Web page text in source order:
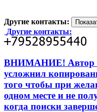
Другие контакты:
Другие контакты:
ВНИМАНИЕ! Автор
усложнил
того чтобы при
одном месте и не
когда поиски